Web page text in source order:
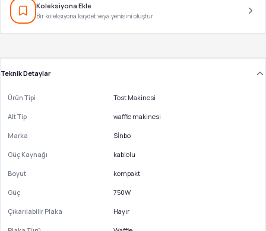
Koleksiyona Ekle
Bir koleksiyona kaydet veya yenisini oluştur
Teknik Detaylar
Ürün Tipi Tost Makinesi
Alt Tip waffle makinesi
Marka Sİnbo
Güç Kaynağı kablolu
Boyut kompakt
Güç 750W
Çıkarılabilir Plaka Hayır